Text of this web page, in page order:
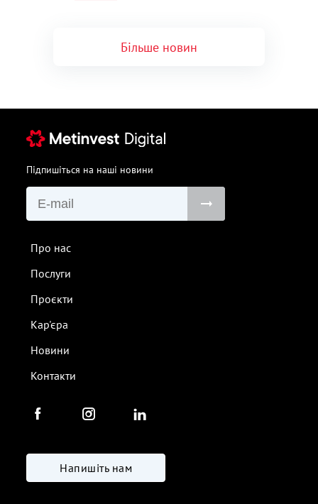
Більше новин
Підпишіться на наші новини
Про нас
Послуги
Проєкти
Кар'єра
Новини
Контакти
Напишіть нам